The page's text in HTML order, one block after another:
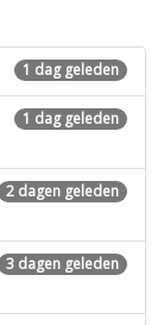
1 dag geleden
1 dag geleden
2 dagen geleden
3 dagen geleden